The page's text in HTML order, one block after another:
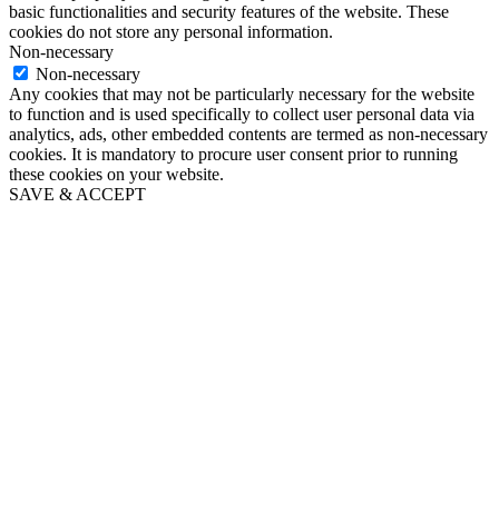
basic functionalities and security features of the website. These
cookies do not store any personal information.
Non-necessary
Non-necessary
Any cookies that may not be particularly necessary for the website
to function and is used specifically to collect user personal data via
analytics, ads, other embedded contents are termed as non-necessary
cookies. It is mandatory to procure user consent prior to running
these cookies on your website.
SAVE & ACCEPT